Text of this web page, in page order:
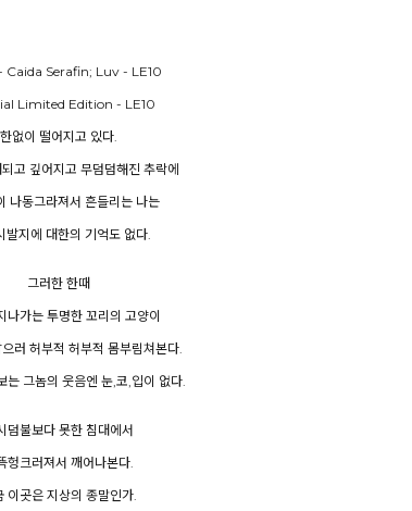
Limited Edition - LE10
한없이 떨어지고 있다.
고 깊어지고 무덤덤해진 추락에
나동그라져서 흔들리는 나는
발지에 대한의 기억도 없다.
그러한 한때
나가는 투명한 꼬리의 고양이
러 허부적 허부적 몸부림쳐본다.
는 그놈의 웃음엔 눈,코,입이 없다.
덤불보다 못한 침대에서
헝크러져서 깨어나본다.
이곳은 지상의 종말인가.